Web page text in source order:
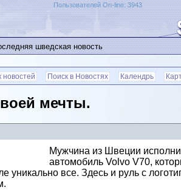
Пользователей On-line: 3943
шведская новость
новостей Поиск в Новостях Календрь
мечты.
Мужчина из Швеции
автомобиль Volvo V70,
уникально все. Здесь и руль с